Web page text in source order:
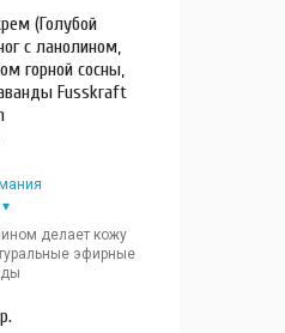
(Голубой
с ланолином,
горной сосны,
Fusskraft
делает кожу
эфирные
р.